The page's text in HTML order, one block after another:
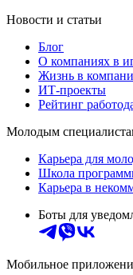
Новости и статьи
Блог
О компаниях в
Жизнь в
ИТ-проекты
Рейтинг
Молодым
Карьера для
Школа
Карьера в
Боты для
Мобильное